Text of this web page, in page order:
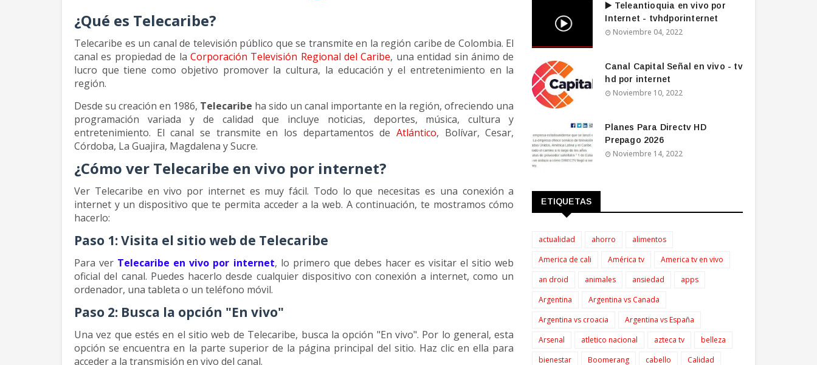
¿Qué es Telecaribe?
Telecaribe es un canal de televisión público que se transmite en la región caribe de Colombia. El
canal es propiedad de la Corporación Televisión Regional del Caribe, una entidad sin ánimo de
lucro que tiene como objetivo promover la cultura, la educación y el entretenimiento en la
región.
Desde su creación en 1986, Telecaribe ha sido un canal importante en la región, ofreciendo una
programación variada y de calidad que incluye noticias, deportes, música, cultura y
entretenimiento. El canal se transmite en los departamentos de Atlántico, Bolívar, Cesar,
Córdoba, La Guajira, Magdalena y Sucre.
¿Cómo ver Telecaribe en vivo por internet?
Ver Telecaribe en vivo por internet es muy fácil. Todo lo que necesitas es una conexión a
internet y un dispositivo que te permita acceder a la web. A continuación, te mostramos cómo
hacerlo:
Paso 1: Visita el sitio web de Telecaribe
Para ver Telecaribe en vivo por internet, lo primero que debes hacer es visitar el sitio web
oficial del canal. Puedes hacerlo desde cualquier dispositivo con conexión a internet, como un
ordenador, una tableta o un teléfono móvil.
Paso 2: Busca la opción "En vivo"
Una vez que estés en el sitio web de Telecaribe, busca la opción "En vivo". Por lo general, esta
opción se encuentra en la parte superior de la página principal del sitio. Haz clic en ella para
acceder a la transmisión en vivo del canal.
▶️ Teleantioquia en vivo por
Internet - tvhdporinternet
Noviembre 04, 2022
Canal Capital Señal en vivo - tv
hd por internet
Noviembre 10, 2022
Planes Para Directv HD
Prepago 2026
Noviembre 14, 2022
ETIQUETAS
actualidad ahorro
alimentos
America de cali
América tv
America tv en vivo
an droid
animales ansiedad
apps
Argentina
Argentina vs Canada
Argentina vs croacia
Argentina vs España
Arsenal
atletico nacional azteca tv
belleza
bienestar
Boomerang cabello
Calidad